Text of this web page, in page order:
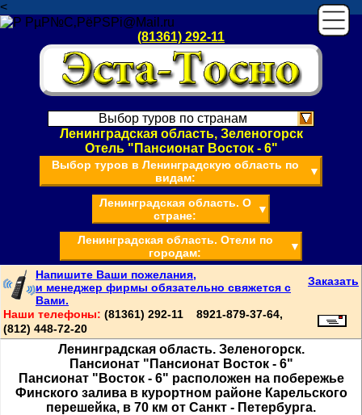
<
(81361) 292-11
Выбор туров по странам
Ленинградская область, Зеленогорск
Отель "Пансионат Восток - 6"
Выбор туров в Ленинградскую область по
видам:
▼
Ленинградская область. О
стране:
▼
Ленинградская область. Отели по
городам:
▼
Напишите Ваши пожелания,
и менеджер фирмы обязательно свяжется с
Вами.
Наши телефоны: (81361) 292-11 8921-879-37-64,
(812) 448-72-20
Заказать
Ленинградская область. Зеленогорск.
Пансионат "Пансионат Восток - 6"
Пансионат "Восток - 6" расположен на побережье
Финского залива в курортном районе Карельского
перешейка, в 70 км от Санкт - Петербурга.